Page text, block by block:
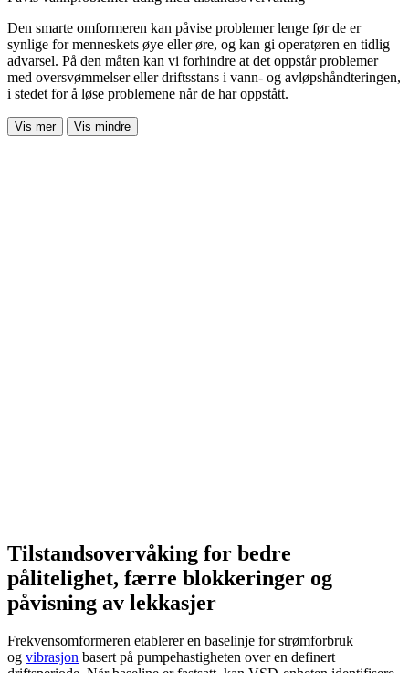
Den smarte omformeren kan påvise problemer lenge før de er
synlige for menneskets øye eller øre, og kan gi operatøren en tidlig
advarsel. På den måten kan vi forhindre at det oppstår problemer
med oversvømmelser eller driftsstans i vann- og avløpshåndteringen,
i stedet for å løse problemene når de har oppstått.
Vis mer Vis mindre
Tilstandsovervåking for bedre
pålitelighet, færre blokkeringer og
påvisning av lekkasjer
Frekvensomformeren etablerer en baselinje for strømforbruk
og vibrasjon basert på pumpehastigheten over en definert